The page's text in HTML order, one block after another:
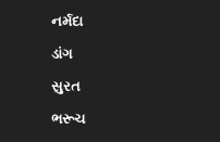
નર્મદા
ડાંગ
સુરત
ભરૂચ